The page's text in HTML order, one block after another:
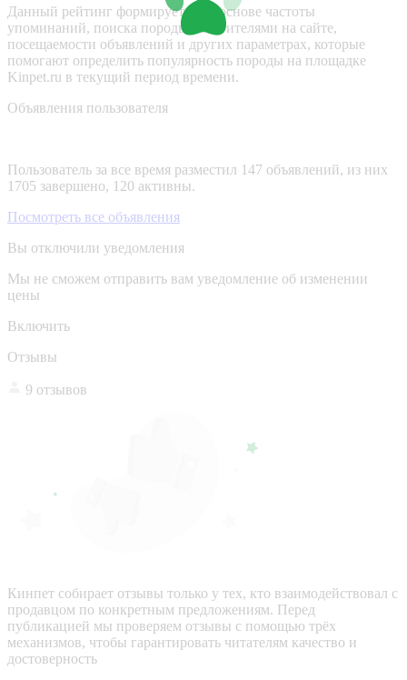
Данный рейтинг формируется на основе частоты
упоминаний, поиска породы посетителями на сайте,
посещаемости объявлений и других параметрах, которые
помогают определить популярность породы на площадке
Kinpet.ru в текущий период времени.
Объявления пользователя
Пользователь за все время разместил 147 объявлений, из них
1705 завершено, 120 активны.
Посмотреть все объявления
Вы отключили уведомления
Мы не сможем отправить вам уведомление об изменении
цены
Включить
Отзывы
9 отзывов
Кинпет собирает отзывы только у тех, кто взаимодействовал с
продавцом по конкретным предложениям. Перед
публикацией мы проверяем отзывы с помощью трёх
механизмов, чтобы гарантировать читателям качество и
достоверность